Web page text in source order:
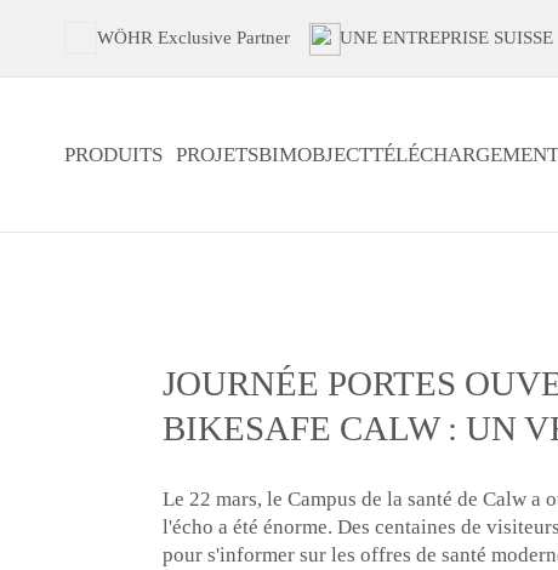
WÖHR Exclusive Partner UNE ENTREPRISE SUISSE
PRODUITS PROJETSBIMOBJECT
JOURNÉE PORTES
BIKESAFE CALW : UN
Le 22 mars, le Campus de la santé de Calw a
l'écho a été énorme. Des centaines de
pour s'informer sur les offres de santé